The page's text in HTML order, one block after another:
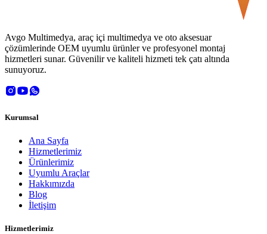
Avgo Multimedya, araç içi multimedya ve oto aksesuar
çözümlerinde OEM uyumlu ürünler ve profesyonel montaj
hizmetleri sunar. Güvenilir ve kaliteli hizmeti tek çatı altında
sunuyoruz.
Kurumsal
Ana Sayfa
Hizmetlerimiz
Ürünlerimiz
Uyumlu Araçlar
Hakkımızda
Blog
İletişim
Hizmetlerimiz